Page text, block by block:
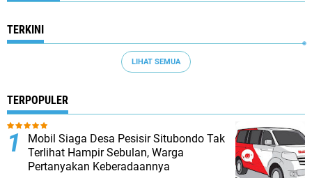
TERKINI
LIHAT SEMUA
TERPOPULER
Mobil Siaga Desa Pesisir Situbondo Tak
Terlihat Hampir Sebulan, Warga
Pertanyakan Keberadaannya